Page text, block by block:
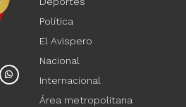
Política
El Avispero
Nacional
Internacional
Área metropolitana